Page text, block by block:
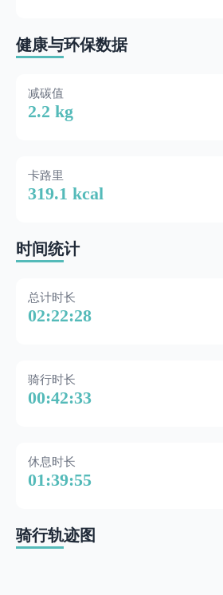
健康与环保数据
减碳值
2.2 kg
卡路里
319.1 kcal
时间统计
总计时长
02:22:28
骑行时长
00:42:33
休息时长
01:39:55
骑行轨迹图